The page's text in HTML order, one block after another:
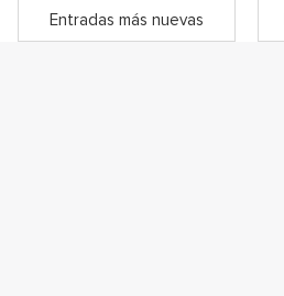
Entradas más nuevas